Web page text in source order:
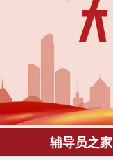
辅导员之家